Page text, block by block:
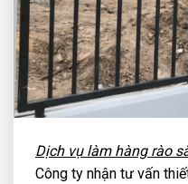
Dịch vụ làm hàng rào
Công ty nhận tư vấn